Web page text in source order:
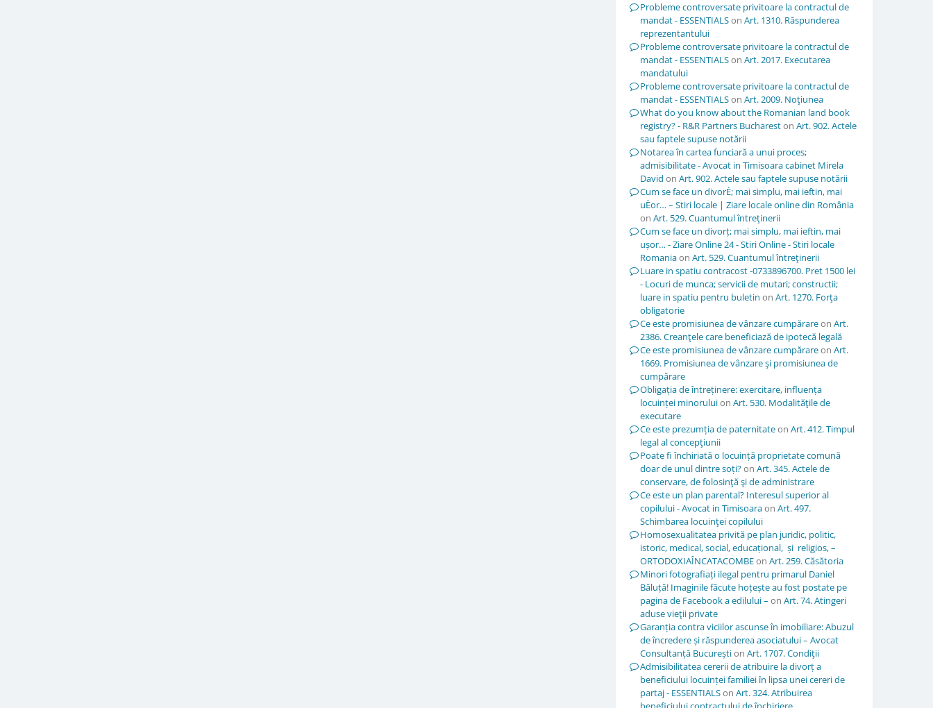
Probleme controversate privitoare la contractul de
mandat - ESSENTIALSon Art. 1310. Răspunderea
reprezentantului
Probleme controversate privitoare la contractul de
mandat - ESSENTIALSon Art. 2017. Executarea
mandatului
Probleme controversate privitoare la contractul de
mandat - ESSENTIALSon Art. 2009. Noţiunea
What do you know about the Romanian land book
registry? - R&R Partners Buchareston Art. 902. Actele
sau faptele supuse notării
Notarea în cartea funciară a unui proces;
admisibilitate - Avocat in Timisoara cabinet Mirela
David on Art. 902. Actele sau faptele supuse notării
Cum se face un divorÈ; mai simplu, mai ieftin, mai
uÈor… – Stiri locale | Ziare locale online din România
on Art. 529. Cuantumul întreţinerii
Cum se face un divorț; mai simplu, mai ieftin, mai
ușor… - Ziare Online 24 - Stiri Online - Stiri locale
Romaniaon Art. 529. Cuantumul întreţinerii
Luare in spatiu contracost -0733896700. Pret 1500 lei
- Locuri de munca; servicii de mutari; constructii;
luare in spatiu pentru buletin on Art. 1270. Forţa
obligatorie
Ce este promisiunea de vânzare cumpărareon Art.
2386. Creanţele care beneficiază de ipotecă legală
Ce este promisiunea de vânzare cumpărareon Art.
1669. Promisiunea de vânzare şi promisiunea de
cumpărare
Obligația de întreținere: exercitare, influența
locuinței minoruluion Art. 530. Modalităţile de
executare
Ce este prezumția de paternitateon Art. 412. Timpul
legal al concepţiunii
Poate fi închiriată o locuință proprietate comună
doar de unul dintre soți?on Art. 345. Actele de
conservare, de folosinţă şi de administrare
Ce este un plan parental? Interesul superior al
copilului - Avocat in Timisoaraon Art. 497.
Schimbarea locuinţei copilului
Homosexualitatea privită pe plan juridic, politic,
istoric, medical, social, educațional, și religios, –
ORTODOXIAÎNCATACOMBEon Art. 259. Căsătoria
Minori fotografiați ilegal pentru primarul Daniel
Băluță! Imaginile făcute hoțește au fost postate pe
pagina de Facebook a edilului – on Art. 74. Atingeri
aduse vieţii private
Garanția contra viciilor ascunse în imobiliare: Abuzul
de încredere și răspunderea asociatului – Avocat
Consultanță Bucureștion Art. 1707. Condiţii
Admisibilitatea cererii de atribuire la divorț a
beneficiului locuinței familiei în lipsa unei cereri de
partaj - ESSENTIALSon Art. 324. Atribuirea